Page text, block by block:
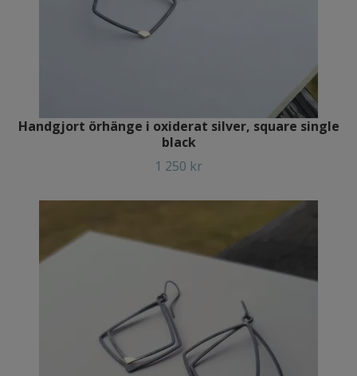
Handgjort örhänge i oxiderat silver, square single
black
1 250 kr